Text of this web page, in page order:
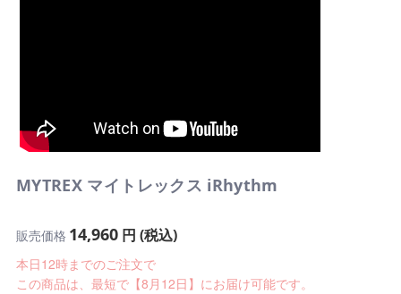
MYTREX マイトレックス iRhythm
販売価格 14,960円 (税込)
本日12時までのご注文で
この商品は、最短で【8月12日】にお届け可能です。